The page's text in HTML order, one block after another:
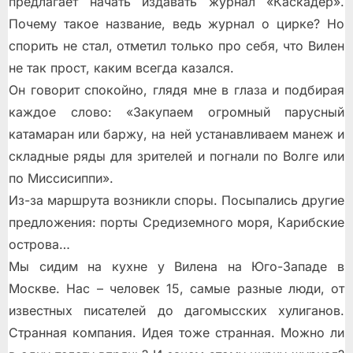
Почему такое название, ведь журнал о цирке? Но
спорить не стал, отметил только про себя, что Вилен
не так прост, каким всегда казался.
Он говорит спокойно, глядя мне в глаза и подбирая
каждое слово: «Закупаем огромный парусный
катамаран или баржу, на ней устанавливаем манеж и
складные ряды для зрителей и погнали по Волге или
по Миссисиппи».
Из-за маршрута возникли споры. Посыпались другие
предложения: порты Средиземного моря, Карибские
острова…
Мы сидим на кухне у Вилена на Юго-Западе в
Москве. Нас – человек 15, самые разные люди, от
известных писателей до дагомысских хулиганов.
Странная компания. Идея тоже странная. Можно ли